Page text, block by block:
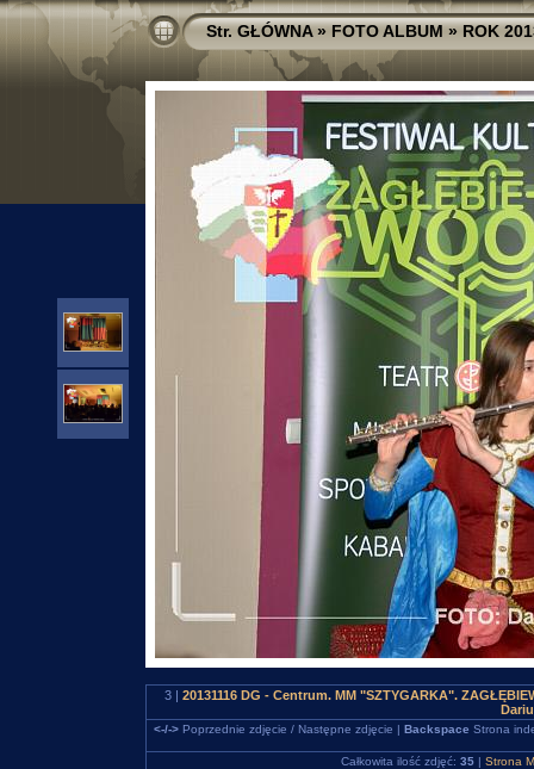
Str. GŁÓWNA»FOTO ALBUM»ROK
3 | 20131116 DG - Centrum. MM "SZTYGARKA".
<-/->Poprzednie zdjęcie / Następne zdjęcie | Backspace Strona
Całkowita ilość zdjęć: 35 | Strona